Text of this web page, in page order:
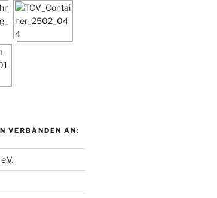
VERBÄNDEN AN: